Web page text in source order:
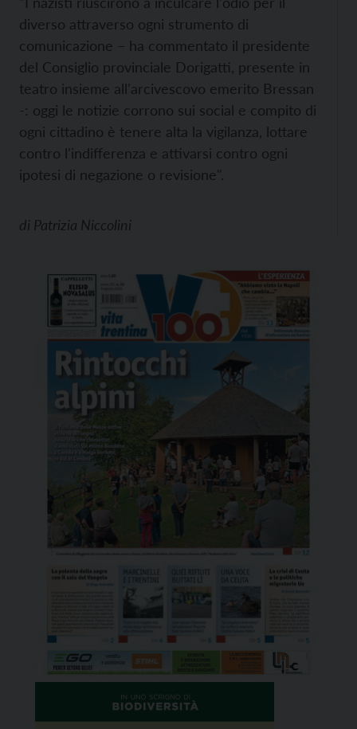
diverso attraverso ogni strumento di
comunicazione – ha commentato il presidente
del Consiglio provinciale Dorigatti, presente in
teatro insieme all'arcivescovo emerito Bressan
-: oggi le notizie corrono sui social e compito di
ogni cittadino è tenere alta la vigilanza, lottare
contro l'indifferenza e attivarsi contro ogni
ipotesi di negazione o revisione".
di Patrizia Niccolini